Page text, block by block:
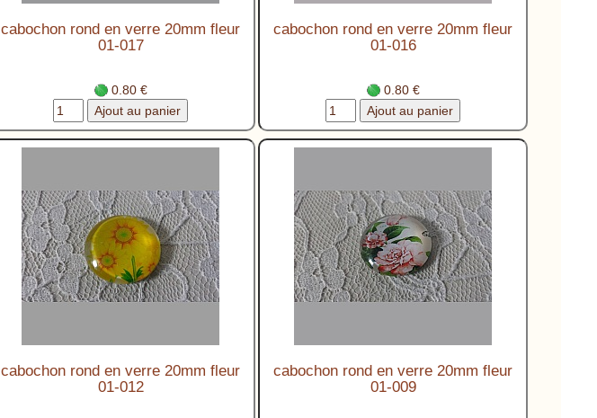
cabochon rond en verre 20mm fleur
01-017
0.80 €
cabochon rond en verre 20mm fleur
01-016
0.80 €
cabochon rond en verre 20mm fleur
01-012
cabochon rond en verre 20mm fleur
01-009